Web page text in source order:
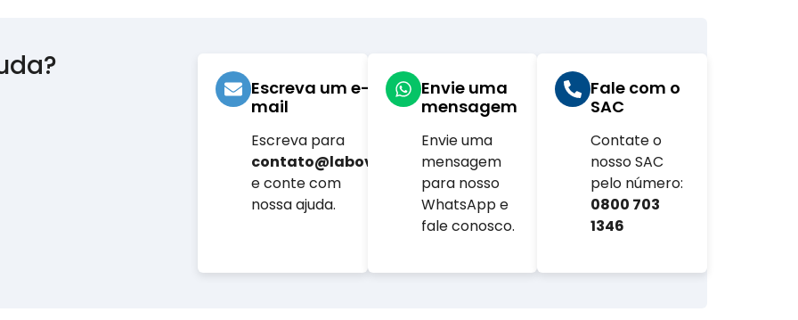
Escreva um e-
mail
Escreva para
contato@labovet.com.br
e conte com
nossa ajuda.
Envie uma
mensagem
Envie uma
mensagem
para nosso
WhatsApp e
fale conosco.
Fale com o
SAC
Contate o
nosso SAC
pelo número:
0800 703
1346